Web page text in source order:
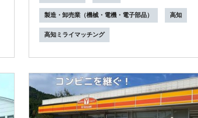
製造・卸売業（機械・電機・電子部品） 高知
高知ミライマッチング